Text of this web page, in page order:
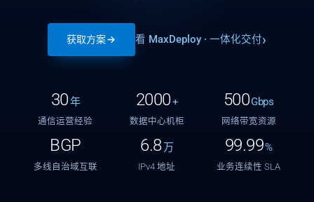
获取方案 看 MaxDeploy · 一体化交付
30年
通信运营经验
2000+
数据中心机柜
500Gbps
网络带宽资源
BGP
多线自治域互联
6.8 万
IPv4 地址
99.99%
业务连续性 SLA